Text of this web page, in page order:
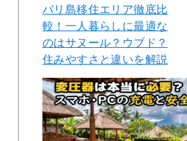
バリ島移住エリア徹底比
較！一人暮らしに最適な
のはサヌール？ウブド？
住みやすさと違いを解説